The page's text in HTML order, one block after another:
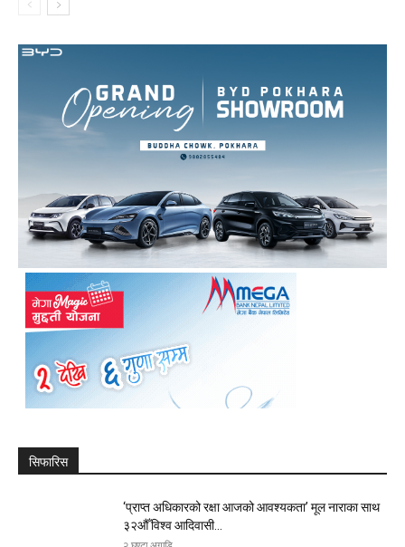
सिफारिस
‘प्राप्त अधिकारको रक्षा आजको आवश्यकता’ मूल नाराका साथ
३२औँ विश्व आदिवासी...